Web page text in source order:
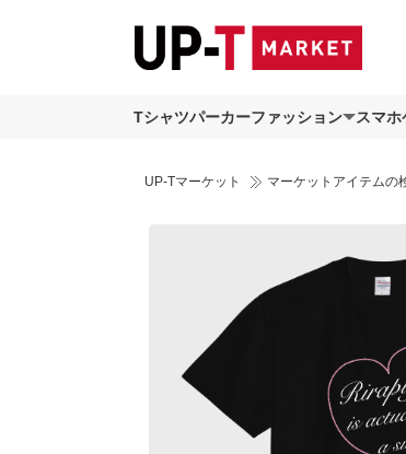
Tシャツパーカーファッション スマ
UP-Tマーケット マーケットアイテムの